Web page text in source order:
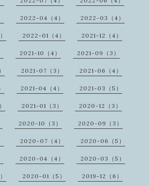
2022-04（4） 2022-03（4）
2022-01（4） 2021-12（4）
2021-10（4） 2021-09（3）
2021-07（3） 2021-06（4）
2021-04（4） 2021-03（5）
2021-01（3） 2020-12（3）
2020-10（3） 2020-09（3）
2020-07（4） 2020-06（5）
2020-04（4） 2020-03（5）
2020-01（5） 2019-12（6）